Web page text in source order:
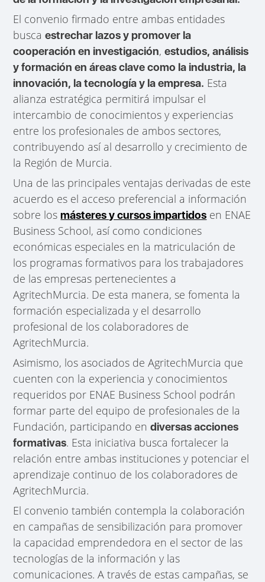
El convenio firmado entre ambas entidades
buscaestrechar lazos y promover la
cooperación en investigación,estudios, análisis
y formación en áreas clave como la industria, la
innovación, la tecnología y la empresa. Esta
alianza estratégica permitirá impulsar el
intercambio de conocimientos y experiencias
entre los profesionales de ambos sectores,
contribuyendo así al desarrollo y crecimiento de
la Región de Murcia.
Una de las principales ventajas derivadas de este
acuerdo es el acceso preferencial a información
sobre losmásteres y cursos impartidos en ENAE
Business School, así como condiciones
económicas especiales en la matriculación de
los programas formativos para los trabajadores
de las empresas pertenecientes a
AgritechMurcia. De esta manera, se fomenta la
formación especializada y el desarrollo
profesional de los colaboradores de
AgritechMurcia.
Asimismo, los asociados de AgritechMurcia que
cuenten con la experiencia y conocimientos
requeridos por ENAE Business School podrán
formar parte del equipo de profesionales de la
Fundación, participando endiversas acciones
formativas. Esta iniciativa busca fortalecer la
relación entre ambas instituciones y potenciar el
aprendizaje continuo de los colaboradores de
AgritechMurcia.
El convenio también contempla la colaboración
en campañas de sensibilización para promover
la capacidad emprendedora en el sector de las
tecnologías de la información y las
comunicaciones. A través de estas campañas, se